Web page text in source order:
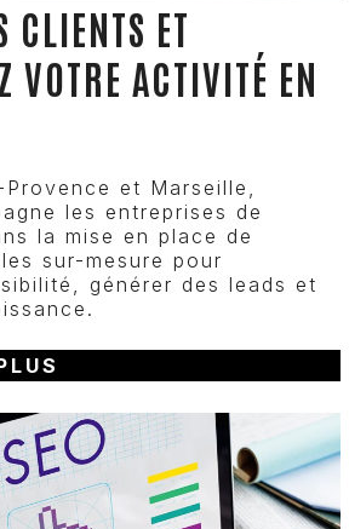
CLIENTS ET
VOTRE ACTIVITÉ EN
et Marseille,
les entreprises de
la mise en place de
sur-mesure pour
générer des leads et